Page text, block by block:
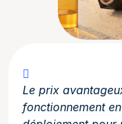
Le prix
fonctionnement